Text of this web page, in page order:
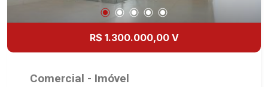
R$ 1.300.000,00 V
Comercial - Imóvel